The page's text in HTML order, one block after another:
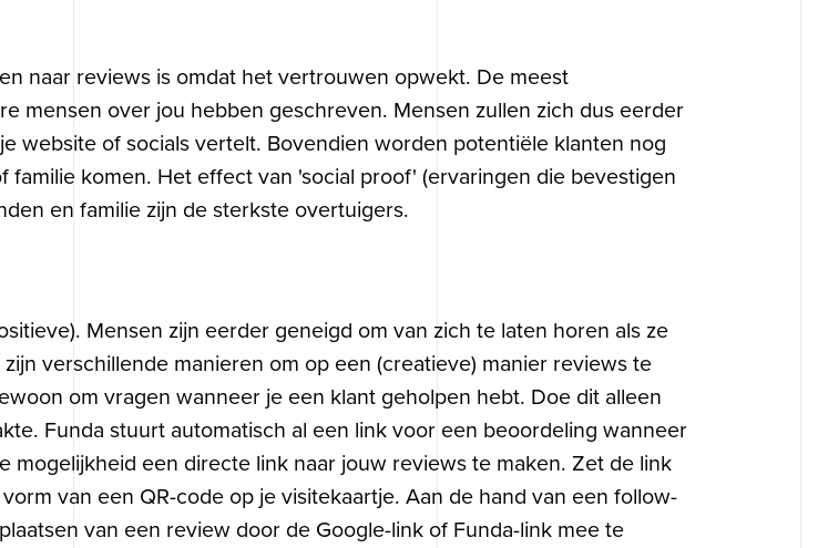
naar reviews is omdat het vertrouwen opwekt. De meest
mensen over jou hebben geschreven. Mensen zullen zich dus eerder
website of socials vertelt. Bovendien worden potentiële klanten nog
komen. Het effect van 'social proof' (ervaringen die bevestigen
en familie zijn de sterkste overtuigers.
Mensen zijn eerder geneigd om van zich te laten horen als ze
verschillende manieren om op een (creatieve) manier reviews te
om vragen wanneer je een klant geholpen hebt. Doe dit alleen
Funda stuurt automatisch al een link voor een beoordeling wanneer
een directe link naar jouw reviews te maken. Zet de link
van een QR-code op je visitekaartje. Aan de hand van een follow-
van een review door de Google-link of Funda-link mee te